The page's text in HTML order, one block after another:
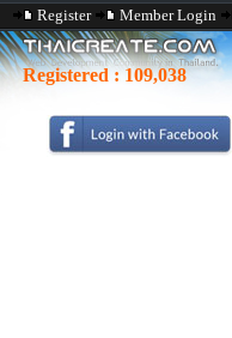
Register Member Login
Registered : 109,038